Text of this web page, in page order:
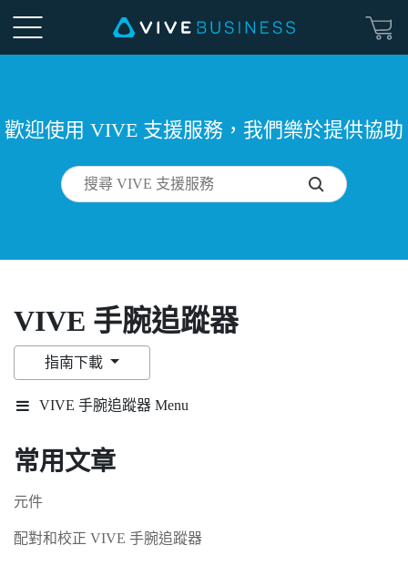
歡迎使用 VIVE 支援服務，我們樂於提供協助
VIVE 手腕追蹤器
指南下載
VIVE 手腕追蹤器 Menu
常用文章
元件
配對和校正 VIVE 手腕追蹤器